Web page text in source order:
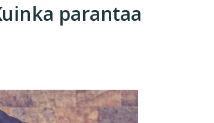
parantaa